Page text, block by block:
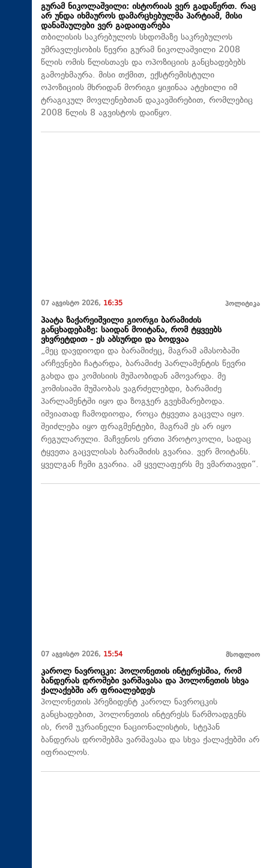
გურამ ნიკოლაშვილი: ისტორიას ვერ გადაწერთ. რაც
არ უნდა იხმაუროს დამარცხებულმა პარტიამ, მისი
დანაშაულები ვერ გადაიფარება
თბილისის საკრებულოს სხდომაზე საკრებულოს
უმრავლესობის წევრი გურამ ნიკოლაშვილი 2008
წლის ომის წლისთავს და ოპოზიციის განცხადებებს
გამოეხმაურა. მისი თქმით, ექსტრემისტული
ოპოზიციის მხრიდან მორიგი ყიჟინაა ატეხილი იმ
ტრაგიკულ მოვლენებთან დაკავშირებით, რომლებიც
2008 წლის 8 აგვისტოს დაიწყო.
07 აგვისტო 2026, 16:35 პოლიტიკა
პაატა ზაქარეიშვილი გიორგი ბარამიძის
განცხადებაზე: საიდან მოიტანა, რომ ტყვეებს
ვხვრეტდით - ეს აბსურდი და ბოდვაა
„მეც დავდიოდი და ბარამიძეც, მაგრამ ამასობაში
არჩევნები ჩატარდა, ბარამიძე პარლამენტის წევრი
გახდა და კომისიის მუშაობიდან ამოვარდა. მე
კომისიაში მუშაობას ვაგრძელებდი, ბარამიძე
პარლამენტში იყო და ზოგჯერ გვეხმარებოდა.
იშვიათად ჩამოდიოდა, როცა ტყვეთა გაცვლა იყო.
შეიძლება იყო ფრაგმენტები, მაგრამ ეს არ იყო
რეგულარული. მაჩვენოს ერთი პროტოკოლი, სადაც
ტყვეთა გაცვლისას ბარამიძის გვარია. ვერ მოიტანს.
ყველგან ჩემი გვარია. ამ ყველაფერს მე ვმართავდი“.
07 აგვისტო 2026, 15:54 მსოფლიო
კაროლ ნავროცკი: პოლონეთის ინტერესშია, რომ
ბანდერას დროშები ვარშავასა და პოლონეთის სხვა
ქალაქებში არ ფრიალებდეს
პოლონეთის პრეზიდენტ კაროლ ნავროცკის
განცხადებით, პოლონეთის ინტერესს წარმოადგენს
ის, რომ უკრაინელი ნაციონალისტის, სტეპან
ბანდერას დროშებმა ვარშავასა და სხვა ქალაქებში არ
იფრიალოს.